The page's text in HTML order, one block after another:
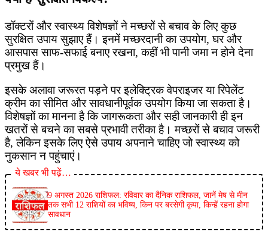
डॉक्टरों और स्वास्थ्य विशेषज्ञों ने मच्छरों से बचाव के लिए कुछ
सुरक्षित उपाय सुझाए हैं। इनमें मच्छरदानी का उपयोग, घर और
आसपास साफ-सफाई बनाए रखना, कहीं भी पानी जमा न होने देना
प्रमुख हैं।
इसके अलावा जरूरत पड़ने पर इलेक्ट्रिक वेपराइजर या रिपेलेंट
क्रीम का सीमित और सावधानीपूर्वक उपयोग किया जा सकता है।
विशेषज्ञों का मानना है कि जागरूकता और सही जानकारी ही इन
खतरों से बचने का सबसे प्रभावी तरीका है। मच्छरों से बचाव जरूरी
है, लेकिन इसके लिए ऐसे उपाय अपनाने चाहिए जो स्वास्थ्य को
नुकसान न पहुंचाएं।
ये खबर भी पढ़ें…
9 अगस्त 2026 राशिफल: रविवार का दैनिक राशिफल, जानें मेष से मीन
तक सभी 12 राशियों का भविष्य, किन पर बरसेगी कृपा, किन्हें रहना होगा
सावधान